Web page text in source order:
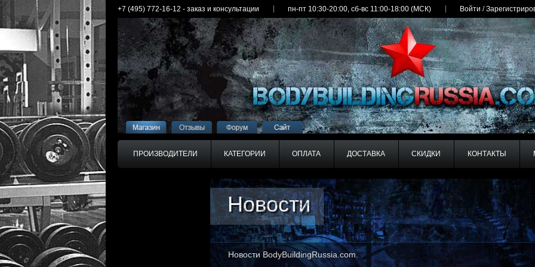
+7 (495) 772-16-12 - заказ и консультации пн-пт 10:30-20:00, сб-вс 11:00-18:00 (МСК) Войти /
ПРОИЗВОДИТЕЛИ КАТЕГОРИИ ОПЛАТА ДОСТАВКА СКИДКИ КОНТАКТЫ
Новости
Новости
Новости BodyBuildingRussia.com.